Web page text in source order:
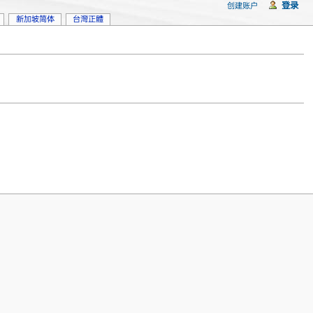
新加坡简体 台灣正體
创建账户 登录